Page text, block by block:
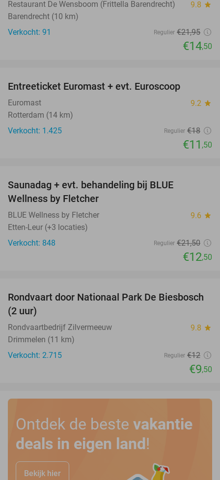
Restaurant De Wensboom (Frittella Barendrecht) 9.8 star
Barendrecht (10 km)
Verkocht: 91
Regulier €21,95
€14,50
Entreeticket Euromast + evt. Euroscoop
Euromast 9.2 star
Rotterdam (14 km)
Verkocht: 1.425
Regulier €18
€11 ,50
Saunadag + evt. behandeling bij BLUE
Wellness by Fletcher
BLUE Wellness by Fletcher 9.6 star
Etten-Leur (+3 locaties)
Verkocht: 848
Regulier €21,50
€12,50
21%
Rondvaart door Nationaal Park De Biesbosch
(2 uur)
Rondvaartbedrijf Zilvermeeuw 9.8 star
Drimmelen (11 km)
Verkocht: 2.715
Regulier €12
€9,50
Ontdek de beste vakantie
deals in eigen land!
Bekijk hier